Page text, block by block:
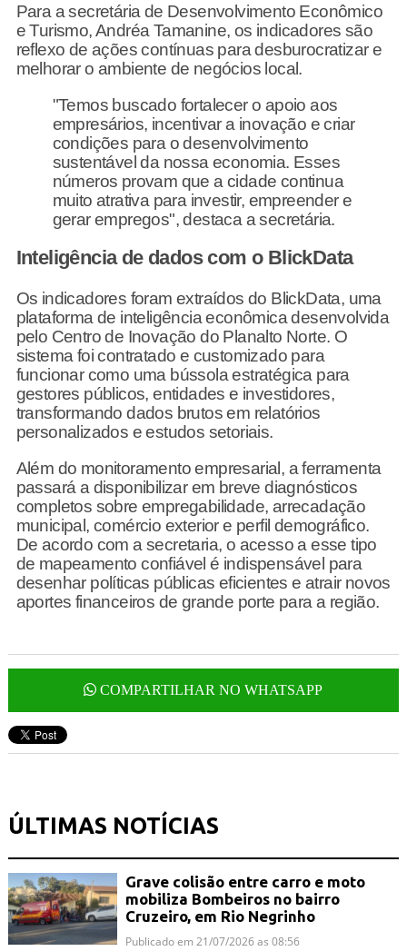
Para a secretária de Desenvolvimento Econômico
e Turismo, Andréa Tamanine, os indicadores são
reflexo de ações contínuas para desburocratizar e
melhorar o ambiente de negócios local.
"Temos buscado fortalecer o apoio aos
empresários, incentivar a inovação e criar
condições para o desenvolvimento
sustentável da nossa economia. Esses
números provam que a cidade continua
muito atrativa para investir, empreender e
gerar empregos", destaca a secretária.
Inteligência de dados com o BlickData
Os indicadores foram extraídos do BlickData, uma
plataforma de inteligência econômica desenvolvida
pelo Centro de Inovação do Planalto Norte. O
sistema foi contratado e customizado para
funcionar como uma bússola estratégica para
gestores públicos, entidades e investidores,
transformando dados brutos em relatórios
personalizados e estudos setoriais.
Além do monitoramento empresarial, a ferramenta
passará a disponibilizar em breve diagnósticos
completos sobre empregabilidade, arrecadação
municipal, comércio exterior e perfil demográfico.
De acordo com a secretaria, o acesso a esse tipo
de mapeamento confiável é indispensável para
desenhar políticas públicas eficientes e atrair novos
aportes financeiros de grande porte para a região.
COMPARTILHAR NO WHATSAPP
ÚLTIMAS NOTÍCIAS
Grave colisão entre carro e moto
mobiliza Bombeiros no bairro
Cruzeiro, em Rio Negrinho
Publicado em 21/07/2026 as 08:56